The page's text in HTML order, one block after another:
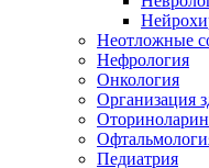
Неотложные
Нефрология
Онкология
Организация
Педиатрия